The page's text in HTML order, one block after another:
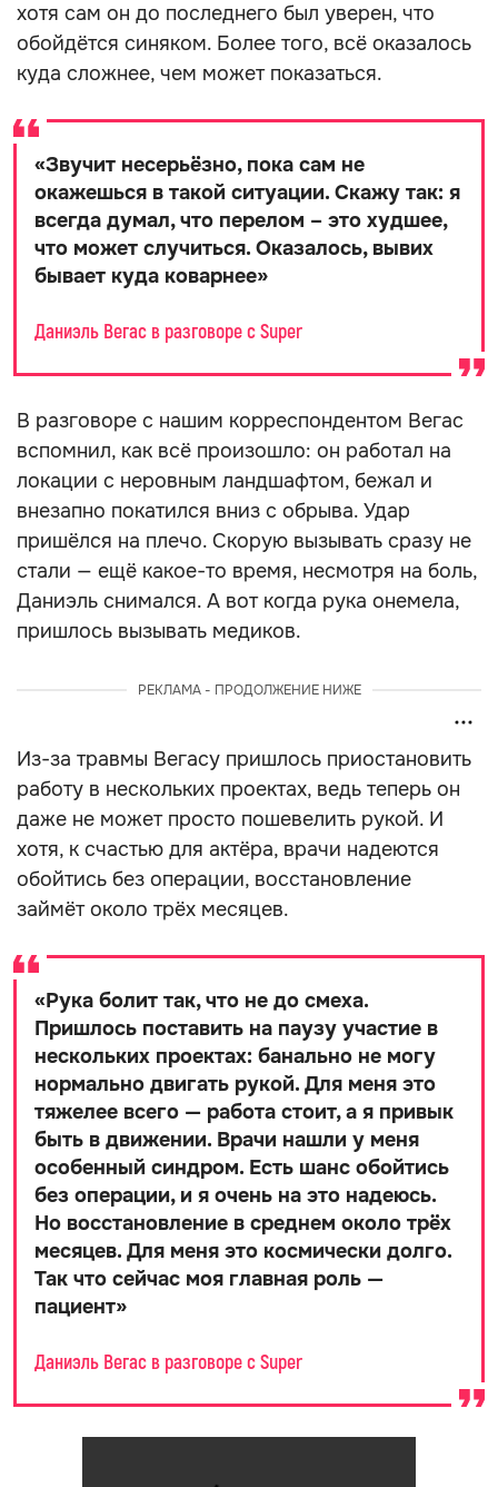
хотя сам он до последнего был уверен, что
обойдётся синяком. Более того, всё оказалось
куда сложнее, чем может показаться.
«Звучит несерьёзно, пока сам не
окажешься в такой ситуации. Скажу так: я
всегда думал, что перелом – это худшее,
что может случиться. Оказалось, вывих
бывает куда коварнее»
Даниэль Вегас в разговоре с Super
В разговоре с нашим корреспондентом Вегас
вспомнил, как всё произошло: он работал на
локации с неровным ландшафтом, бежал и
внезапно покатился вниз с обрыва. Удар
пришёлся на плечо. Скорую вызывать сразу не
стали — ещё какое-то время, несмотря на боль,
Даниэль снимался. А вот когда рука онемела,
пришлось вызывать медиков.
РЕКЛАМА - ПРОДОЛЖЕНИЕ НИЖЕ
Из-за травмы Вегасу пришлось приостановить
работу в нескольких проектах, ведь теперь он
даже не может просто пошевелить рукой. И
хотя, к счастью для актёра, врачи надеются
обойтись без операции, восстановление
займёт около трёх месяцев.
«Рука болит так, что не до смеха.
Пришлось поставить на паузу участие в
нескольких проектах: банально не могу
нормально двигать рукой. Для меня это
тяжелее всего — работа стоит, а я привык
быть в движении. Врачи нашли у меня
особенный синдром. Есть шанс обойтись
без операции, и я очень на это надеюсь.
Но восстановление в среднем около трёх
месяцев. Для меня это космически долго.
Так что сейчас моя главная роль —
пациент»
Даниэль Вегас в разговоре с Super